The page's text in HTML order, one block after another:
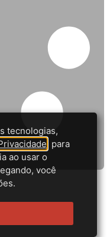
tecnologias,
, para
ao usar o
você